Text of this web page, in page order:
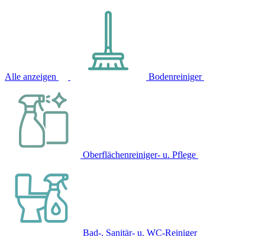
Alle anzeigen Bodenreiniger
Oberflächenreiniger- u. Pflege
Bad-, Sanitär- u. WC-Reiniger